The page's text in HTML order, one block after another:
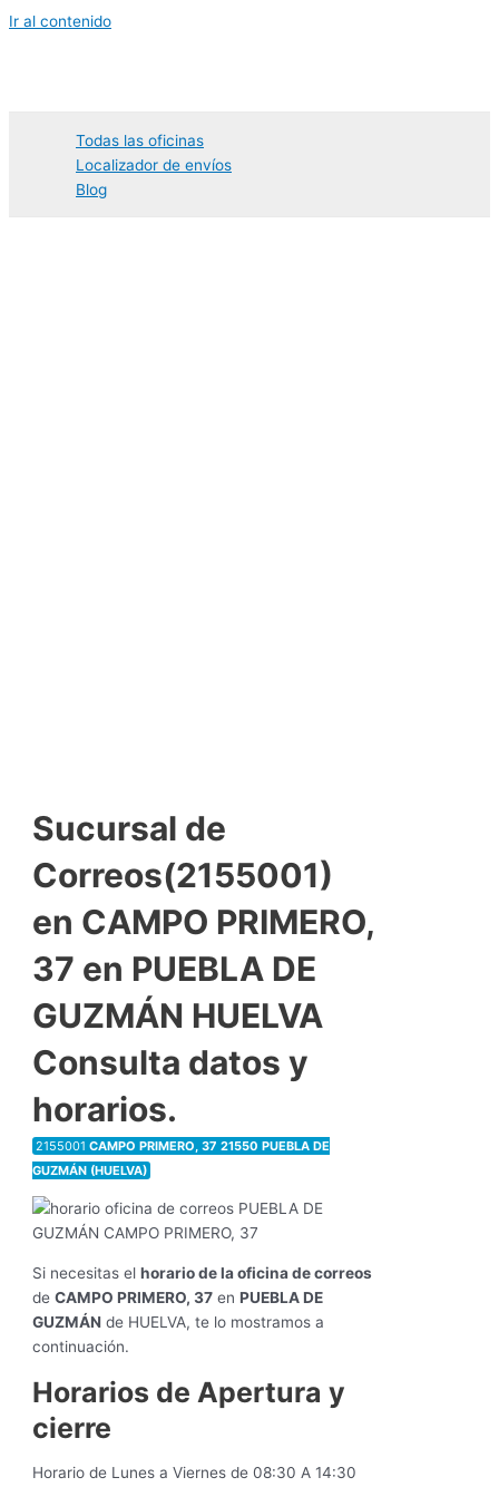
Ir al contenido
Todas las oficinas
Localizador de envíos
Blog
Sucursal de
Correos(2155001)
en CAMPO PRIMERO,
37 en PUEBLA DE
GUZMÁN HUELVA
Consulta datos y
horarios.
2155001CAMPO PRIMERO, 37 21550 PUEBLA DE
GUZMÁN (HUELVA)
Si necesitas elhorario de la oficina de correos
deCAMPO PRIMERO, 37 enPUEBLA DE
GUZMÁN de HUELVA, te lo mostramos a
continuación.
Horarios de Apertura y
cierre
Horario de Lunes a Viernes de 08:30 A 14:30